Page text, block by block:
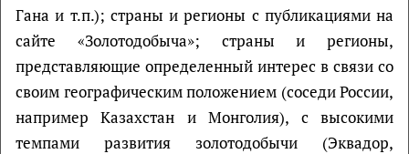
Гана и т.п.); страны и регионы с публикациями на
сайте «Золотодобыча»; страны и регионы,
представляющие определенный интерес в связи со
своим географическим положением (соседи России,
например Казахстан и Монголия), с высокими
темпами развития золотодобычи (Эквадор,